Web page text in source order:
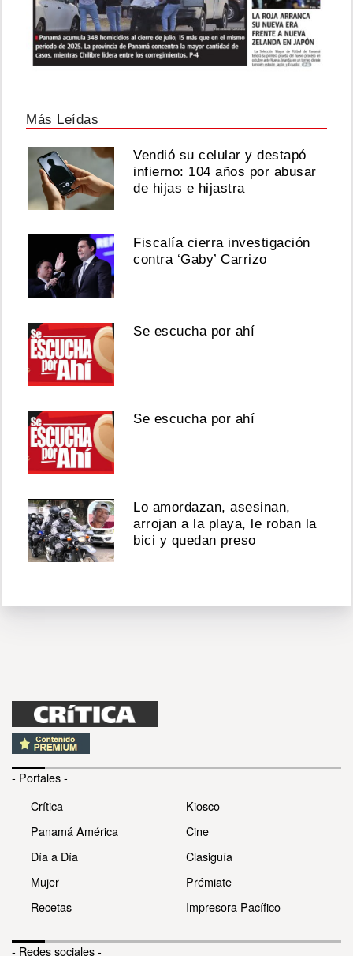
Más Leídas
Vendió su celular y destapó
infierno: 104 años por abusar
de hijas e hijastra
Fiscalía cierra investigación
contra ‘Gaby’ Carrizo
Se escucha por ahí
Se escucha por ahí
Lo amordazan, asesinan,
arrojan a la playa, le roban la
bici y quedan preso
- Portales -
Crítica
Panamá América
Día a Día
Mujer
Recetas
Kiosco
Cine
Clasiguía
Prémiate
Impresora Pacífico
- Redes sociales -